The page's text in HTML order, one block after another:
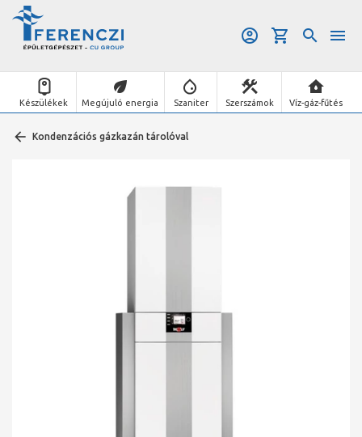
Készülékek Megújuló energia Szaniter Szerszámok Víz-gáz-fűtés
Kondenzációs gázkazán tárolóval